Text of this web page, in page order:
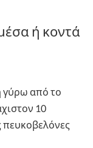
ή κοντά
γύρω από το
10
πευκοβελόνες